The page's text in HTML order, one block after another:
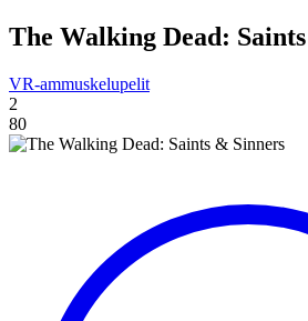
The Walking Dead:
VR-ammuskelupelit
2
80